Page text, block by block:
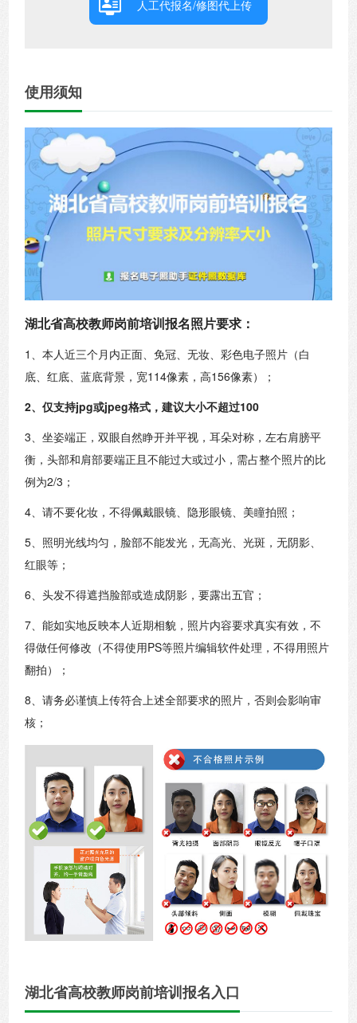
人工代报名/修图代上传
使用须知
湖北省高校教师岗前培训报名照片要求：
1、本人近三个月内正面、免冠、无妆、彩色电子照片（白
底、红底、蓝底背景，宽114像素，高156像素）；
2、仅支持jpg或jpeg格式，建议大小不超过100
3、坐姿端正，双眼自然睁开并平视，耳朵对称，左右肩膀平
衡，头部和肩部要端正且不能过大或过小，需占整个照片的比
例为2/3；
4、请不要化妆，不得佩戴眼镜、隐形眼镜、美瞳拍照；
5、照明光线均匀，脸部不能发光，无高光、光斑，无阴影、
红眼等；
6、头发不得遮挡脸部或造成阴影，要露出五官；
7、能如实地反映本人近期相貌，照片内容要求真实有效，不
得做任何修改（不得使用PS等照片编辑软件处理，不得用照片
翻拍）；
8、请务必谨慎上传符合上述全部要求的照片，否则会影响审
核；
湖北省高校教师岗前培训报名入口